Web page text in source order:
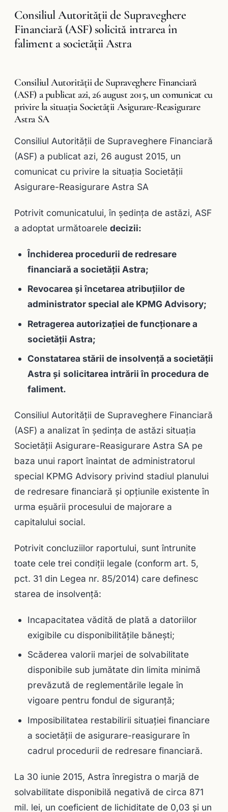
Consiliul Autorității de Supraveghere
Financiară (ASF) solicită intrarea în
faliment a societăţii Astra
Consiliul Autorităţii de Supraveghere Financiară
(ASF) a publicat azi, 26 august 2015, un comunicat cu
privire la situația Societății Asigurare-Reasigurare
Astra SA
Consiliul Autorităţii de Supraveghere Financiară
(ASF) a publicat azi, 26 august 2015, un
comunicat cu privire la situația Societății
Asigurare-Reasigurare Astra SA
Potrivit comunicatului, în şedinţa de astăzi, ASF
a adoptat următoarele decizii:
Închiderea procedurii de redresare
financiară a societății Astra;
Revocarea și încetarea atribuțiilor de
administrator special ale KPMG Advisory;
Retragerea autorizației de funcționare a
societății Astra;
Constatarea stării de insolvență a societății
Astra și solicitarea intrării în procedura de
faliment.
Consiliul Autorității de Supraveghere Financiară
(ASF) a analizat în ședința de astăzi situația
Societății Asigurare-Reasigurare Astra SA pe
baza unui raport înaintat de administratorul
special KPMG Advisory privind stadiul planului
de redresare financiară și opțiunile existente în
urma eșuării procesului de majorare a
capitalului social.
Potrivit concluziilor raportului, sunt întrunite
toate cele trei condiții legale (conform art. 5,
pct. 31 din Legea nr. 85/2014) care definesc
starea de insolvență:
Incapacitatea vădită de plată a datoriilor
exigibile cu disponibilitățile bănești;
Scăderea valorii marjei de solvabilitate
disponibile sub jumătate din limita minimă
prevăzută de reglementările legale în
vigoare pentru fondul de siguranță;
Imposibilitatea restabilirii situației financiare
a societății de asigurare-reasigurare în
cadrul procedurii de redresare financiară.
La 30 iunie 2015, Astra înregistra o marjă de
solvabilitate disponibilă negativă de circa 871
mil. lei, un coeficient de lichiditate de 0,03 și un